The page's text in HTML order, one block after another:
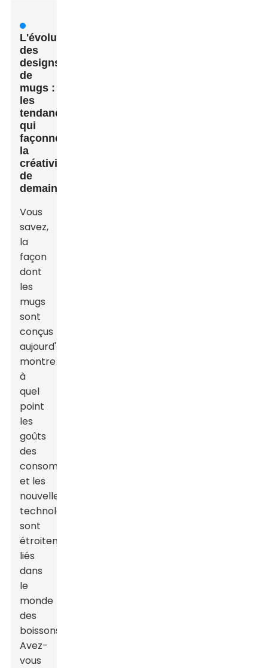
L'évolution
des
designs
de
mugs :
les
tendances
qui
façonnent
la
créativité
de
demain
Vous
savez,
la
façon
dont
les
mugs
sont
conçus
aujourd'hui
montre
à
quel
point
les
goûts
des
consommateurs
et les
nouvelles
technologies
sont
étroitement
liés
dans
le
monde
des
boissons.
Avez-
vous